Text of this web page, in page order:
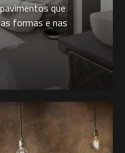
que
formas e nas